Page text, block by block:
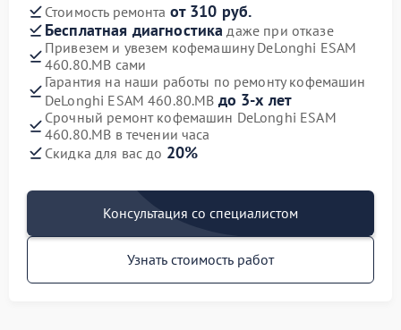
Стоимость ремонта от 310 руб.
Бесплатная диагностика даже при отказе
Привезем и увезем кофемашину DeLonghi ESAM
460.80.MB сами
Гарантия на наши работы по ремонту кофемашин
DeLonghi ESAM 460.80.MB до 3-х лет
Срочный ремонт кофемашин DeLonghi ESAM
460.80.MB в течении часа
Скидка для вас до 20%
Консультация со специалистом
Узнать стоимость работ